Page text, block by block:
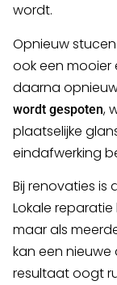
wordt.
Opnieuw
ook een mooier
daarna
wordt gespoten,
plaatselijke
eindafwerking
Bij renovaties
Lokale
maar als
kan een nieuwe
resultaat oogt